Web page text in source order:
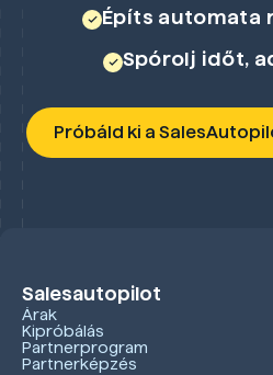
Építs automata
Spórolj időt,
Próbáld ki a
Salesautopilot
Árak
Kipróbálás
Partnerprogram
Partnerképzés